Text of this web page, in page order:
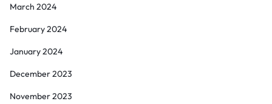
March 2024
February 2024
January 2024
December 2023
November 2023